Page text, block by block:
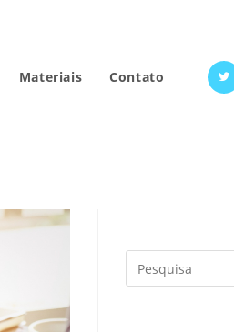
Materiais Contato